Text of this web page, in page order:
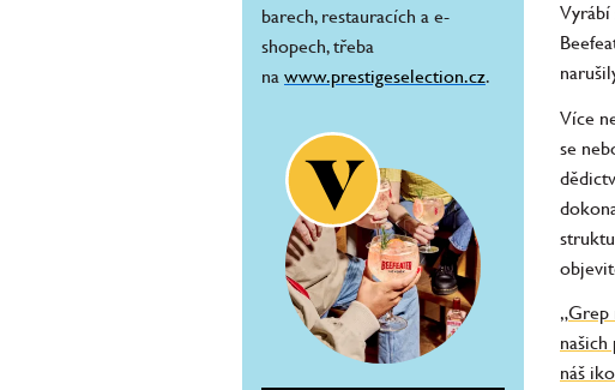
barech, restauracích a e-
shopech, třeba
na www.prestigeselection.cz.
Vyrábí
Více
se
náš